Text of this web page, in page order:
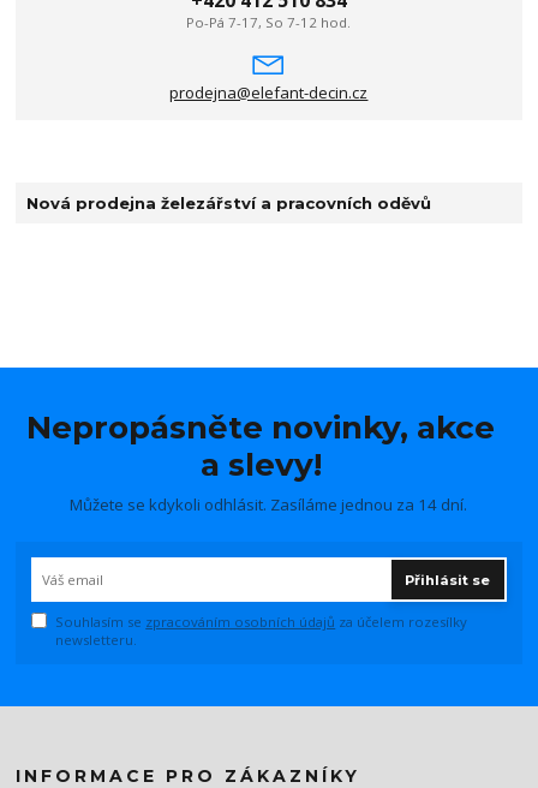
Po-Pá 7-17, So 7-12 hod.
prodejna@elefant-decin.cz
Nová prodejna železářství a pracovních oděvů
Nepropásněte novinky, akce
a slevy!
Můžete se kdykoli odhlásit. Zasíláme jednou za 14 dní.
Přihlásit se
Souhlasím se zpracováním osobních údajů za účelem rozesílky
newsletteru.
INFORMACE PRO ZÁKAZNÍKY